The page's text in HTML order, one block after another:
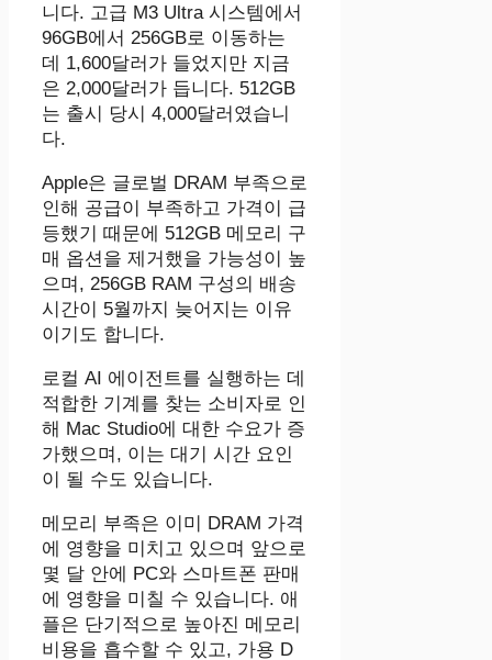
니다. 고급 M3 Ultra 시스템에서
96GB에서 256GB로 이동하는
데 1,600달러가 들었지만 지금
은 2,000달러가 듭니다. 512GB
는 출시 당시 4,000달러였습니
다.
Apple은 글로벌 DRAM 부족으로
인해 공급이 부족하고 가격이 급
등했기 때문에 512GB 메모리 구
매 옵션을 제거했을 가능성이 높
으며, 256GB RAM 구성의 배송
시간이 5월까지 늦어지는 이유
이기도 합니다.
로컬 AI 에이전트를 실행하는 데
적합한 기계를 찾는 소비자로 인
해 ‌Mac Studio‌에 대한 수요가 증
가했으며, 이는 대기 시간 요인
이 될 수도 있습니다.
메모리 부족은 이미 DRAM 가격
에 영향을 미치고 있으며 앞으로
몇 달 안에 PC와 스마트폰 판매
에 영향을 미칠 수 있습니다. 애
플은 단기적으로 높아진 메모리
비용을 흡수할 수 있고, 가용 D